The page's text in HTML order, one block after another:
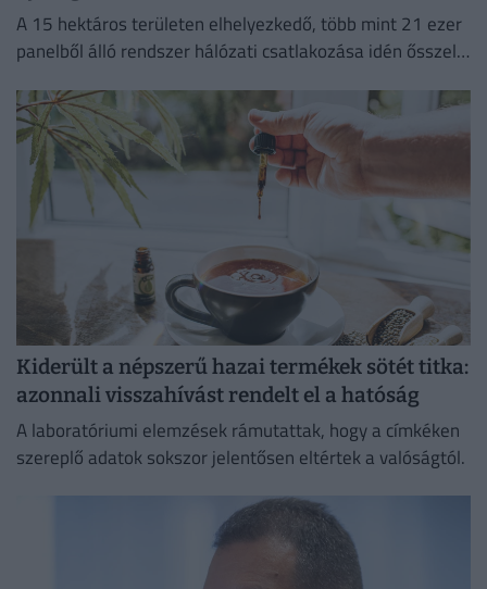
A 15 hektáros területen elhelyezkedő, több mint 21 ezer
panelből álló rendszer hálózati csatlakozása idén ősszel
Kiderült a népszerű hazai termékek sötét titka:
azonnali visszahívást rendelt el a hatóság
A laboratóriumi elemzések rámutattak, hogy a címkéken
szereplő adatok sokszor jelentősen eltértek a valóságtól.